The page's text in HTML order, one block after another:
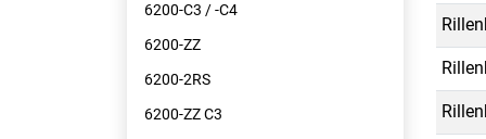
6200-C3 / -C4
6200-ZZ
6200-2RS
6200-ZZ C3